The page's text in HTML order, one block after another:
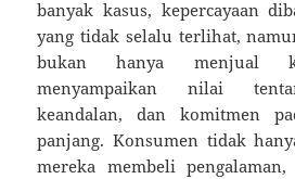
banyak kasus, kepercayaan
yang tidak selalu terlihat,
bukan hanya menjual
menyampaikan nilai
keandalan, dan komitmen
panjang. Konsumen tidak
mereka membeli